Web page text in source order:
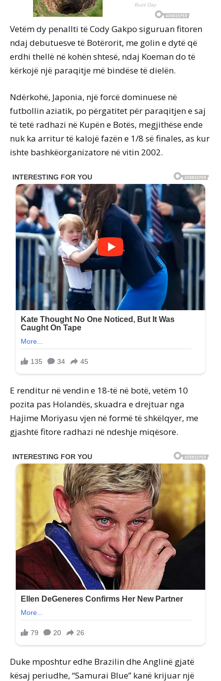
Vetëm dy penallti të Cody Gakpo siguruan fitoren
ndaj debutuesve të Botërorit, me golin e dytë që
erdhi thellë në kohën shtesë, ndaj Koeman do të
kërkojë një paraqitje më bindëse të dielën.
Ndërkohë, Japonia, një forcë dominuese në
futbollin aziatik, po përgatitet për paraqitjen e saj
të tetë radhazi në Kupën e Botës, megjithëse ende
nuk ka arritur të kalojë fazën e 1/8 së finales, as kur
ishte bashkëorganizatore në vitin 2002.
E renditur në vendin e 18-të në botë, vetëm 10
pozita pas Holandës, skuadra e drejtuar nga
Hajime Moriyasu vjen në formë të shkëlqyer, me
gjashtë fitore radhazi në ndeshje miqësore.
Duke mposhtur edhe Brazilin dhe Anglinë gjatë
kësaj periudhe, “Samurai Blue” kanë krijuar një